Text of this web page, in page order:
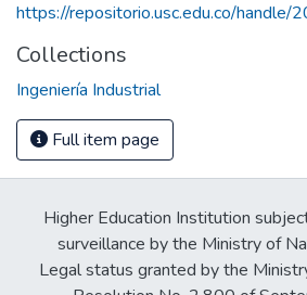
https://repositorio.usc.edu.co/
Collections
Ingeniería Industrial
Full item page
Higher Education Institution
surveillance by the Ministry of
Legal status granted by the